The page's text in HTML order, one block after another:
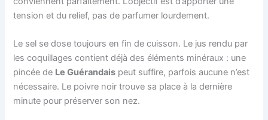
tension et du relief, pas de parfumer lourdement.
Le sel se dose toujours en fin de cuisson. Le jus rendu par
les coquillages contient déjà des éléments minéraux : une
pincée de Le Guérandais peut suffire, parfois aucune n’est
nécessaire. Le poivre noir trouve sa place à la dernière
minute pour préserver son nez.